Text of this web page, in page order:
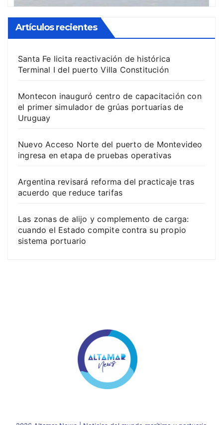
Artículos recientes
Santa Fe licita reactivación de histórica
Terminal I del puerto Villa Constitución
Montecon inauguró centro de capacitación con
el primer simulador de grúas portuarias de
Uruguay
Nuevo Acceso Norte del puerto de Montevideo
ingresa en etapa de pruebas operativas
Argentina revisará reforma del practicaje tras
acuerdo que reduce tarifas
Las zonas de alijo y complemento de carga:
cuando el Estado compite contra su propio
sistema portuario